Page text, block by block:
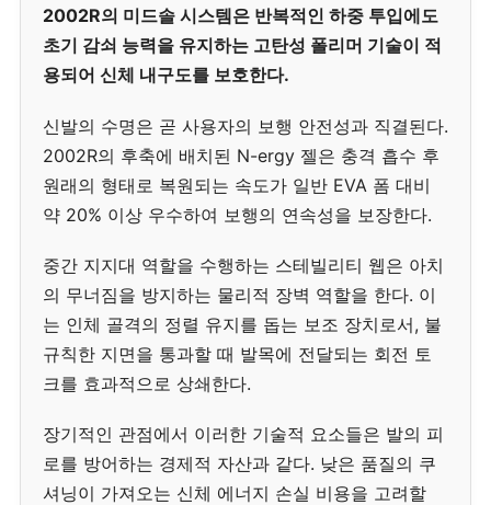
2002R의 미드솔 시스템은 반복적인 하중 투입에도
초기 감쇠 능력을 유지하는 고탄성 폴리머 기술이 적
용되어 신체 내구도를 보호한다.
신발의 수명은 곧 사용자의 보행 안전성과 직결된다.
2002R의 후축에 배치된 N-ergy 젤은 충격 흡수 후
원래의 형태로 복원되는 속도가 일반 EVA 폼 대비
약 20% 이상 우수하여 보행의 연속성을 보장한다.
중간 지지대 역할을 수행하는 스테빌리티 웹은 아치
의 무너짐을 방지하는 물리적 장벽 역할을 한다. 이
는 인체 골격의 정렬 유지를 돕는 보조 장치로서, 불
규칙한 지면을 통과할 때 발목에 전달되는 회전 토
크를 효과적으로 상쇄한다.
장기적인 관점에서 이러한 기술적 요소들은 발의 피
로를 방어하는 경제적 자산과 같다. 낮은 품질의 쿠
셔닝이 가져오는 신체 에너지 손실 비용을 고려할